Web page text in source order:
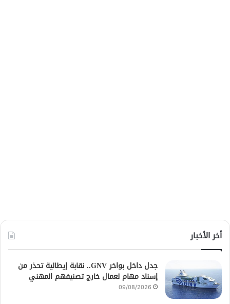
أخر الأخبار
جدل داخل بواخر GNV.. نقابة إيطالية تحذر من
إسناد مهام لعمال خارج تصنيفهم المهني
09/08/2026